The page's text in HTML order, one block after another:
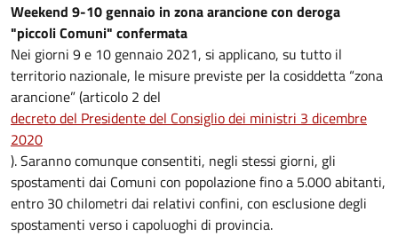
Weekend 9-10 gennaio in zona arancione con deroga
"piccoli Comuni" confermata
Nei giorni 9 e 10 gennaio 2021, si applicano, su tutto il
territorio nazionale, le misure previste per la cosiddetta “zona
arancione” (articolo 2 del
decreto del Presidente del Consiglio dei ministri 3 dicembre
2020
). Saranno comunque consentiti, negli stessi giorni, gli
spostamenti dai Comuni con popolazione fino a 5.000 abitanti,
entro 30 chilometri dai relativi confini, con esclusione degli
spostamenti verso i capoluoghi di provincia.